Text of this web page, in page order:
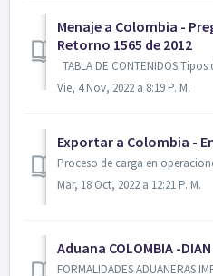
Menaje a Colombia -
Retorno 1565 de 2012
Vie, 4 Nov, 2022 a 8:19 P. M.
Exportar a Colombia -
Mar, 18 Oct, 2022 a 12:21 P. M.
Aduana COLOMBIA -